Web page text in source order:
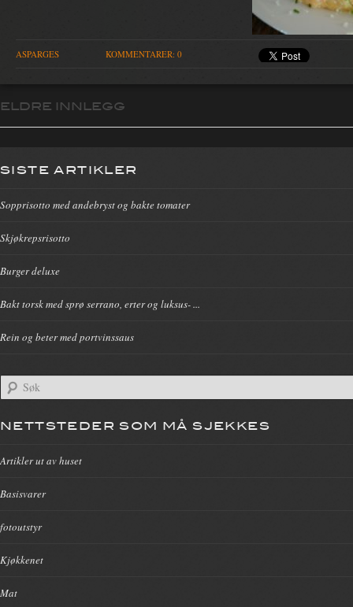
ASPARGES KOMMENTARER: 0
Innleggsnavigasjon
ELDRE INNLEGG
SISTE ARTIKLER
Sopprisotto med andebryst og bakte tomater
Skjøkrepsrisotto
Burger deluxe
Bakt torsk med sprø serrano, erter og luksus- ...
Rein og beter med portvinssaus
NETTSTEDER SOM MÅ SJEKKES
Artikler ut av huset
Basisvarer
fotoutstyr
Kjøkkenet
Mat